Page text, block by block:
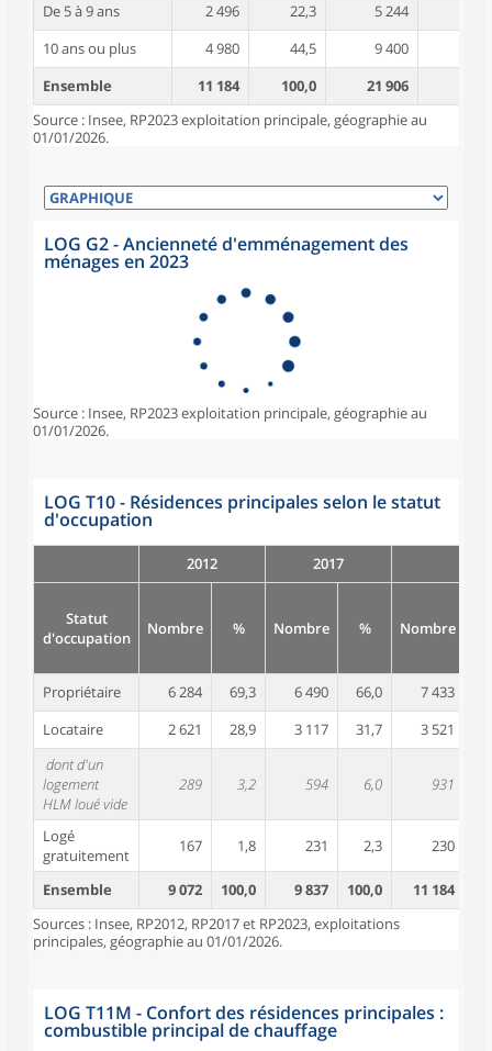
De 5 à 9 ans
2 496 22,3 5 244
10 ans ou plus
4 980 44,5 9 400
Ensemble
11 184 100,0 21 906
Source : Insee, RP2023 exploitation principale, géographie au
01/01/2026.
LOG G2 - Ancienneté d'emménagement des
ménages en 2023
Source : Insee, RP2023 exploitation principale, géographie au
01/01/2026.
LOG T10 - Résidences principales selon le statut
d'occupation
2012 2017
Statut
d'occupation
Nombre % Nombre % Nombre
Propriétaire 6 284 69,3 6 490 66,0 7 433
Locataire
2 621 28,9 3 117 31,7 3 521
dont d'un
logement
HLM loué vide
289 3,2 594 6,0 931
Logé
gratuitement
167 1,8 231 2,3 230
Ensemble 9 072 100,0 9 837 100,0 11 184
Sources : Insee, RP2012, RP2017 et RP2023, exploitations
principales, géographie au 01/01/2026.
LOG T11M - Confort des résidences principales :
combustible principal de chauffage